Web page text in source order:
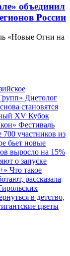
объединил
России
«Новые Огни на
Диетолог
становятся
XV Кубок
Фестиваль
участников из
бьет новые
выросло на 15%
о запуске
Что такое
рассказала
в детство,
цветы